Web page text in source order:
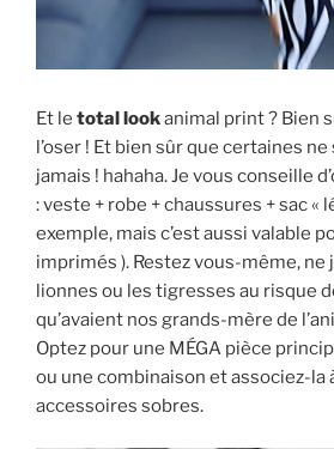
Et le total lookanimal print ? Bien
l’oser ! Et bien sûr que certaines
jamais ! hahaha. Je vous conseille
: veste + robe + chaussures + sac «
exemple, mais c’est aussi valable
imprimés ). Restez vous-même, ne
lionnes ou les tigresses au risque
qu’avaient nos grands-mère de
Optez pour une MÉGA pièce
ou une combinaison et associez-la
accessoires sobres.